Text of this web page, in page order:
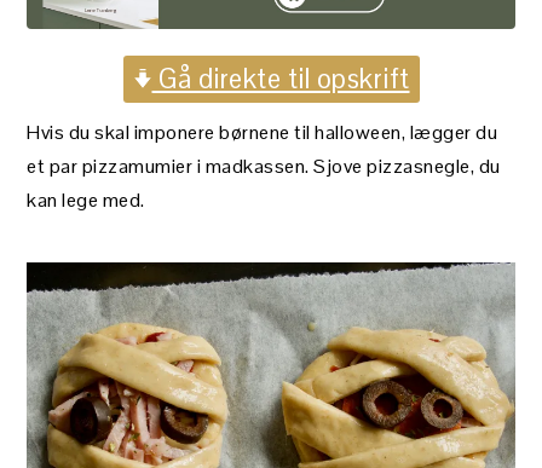
Gå direkte til opskrift
Hvis du skal imponere børnene til halloween, lægger du
et par pizzamumier i madkassen. Sjove pizzasnegle, du
kan lege med.